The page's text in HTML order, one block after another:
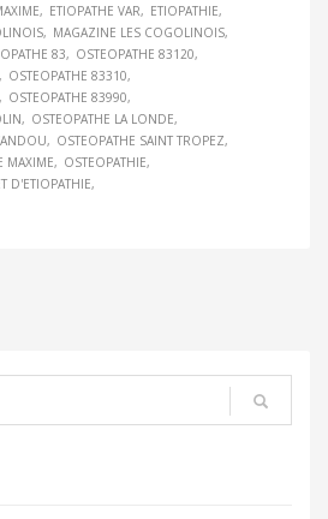
ETIOPATHE VAR
ETIOPATHIE
MAGAZINE LES COGOLINOIS
83
OSTEOPATHE 83120
OSTEOPATHE 83310
OSTEOPATHE 83990
OSTEOPATHE LA LONDE
OSTEOPATHE SAINT TROPEZ
MAXIME
OSTEOPATHIE
D'ETIOPATHIE